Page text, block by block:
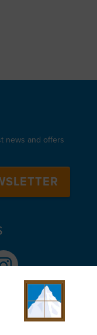
news and offers
& Wales (company